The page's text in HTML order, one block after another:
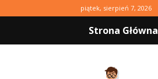
piątek, sierpień 7, 2026
Strona Główna
infoPC.pl